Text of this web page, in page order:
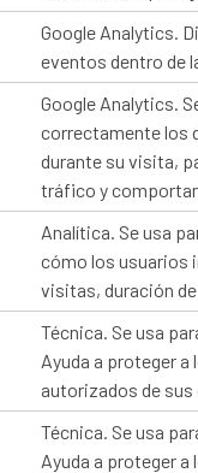
Google Analytics.
eventos dentro de
Google Analytics.
correctamente los
durante su visita,
tráfico y
Analítica. Se usa
cómo los usuarios
visitas, duración
Técnica. Se usa
Ayuda a proteger
autorizados de sus
Técnica. Se usa
Ayuda a proteger